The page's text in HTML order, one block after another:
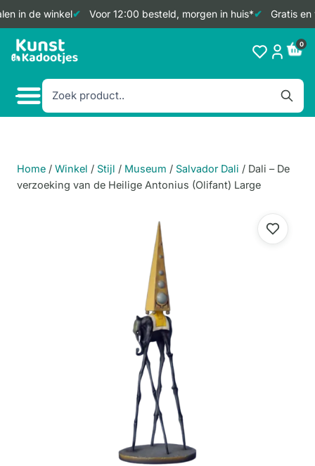
in de winkel Voor 12:00 besteld, morgen in huis* Gratis en
Doorgaan
naar
0
Home / Winkel / Stijl / Museum / Salvador Dali / Dali – De
verzoeking van de Heilige Antonius (Olifant) Large